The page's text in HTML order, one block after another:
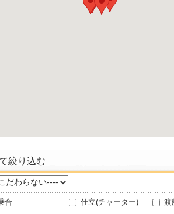
絞り込む
合 仕立(チャーター) 渡